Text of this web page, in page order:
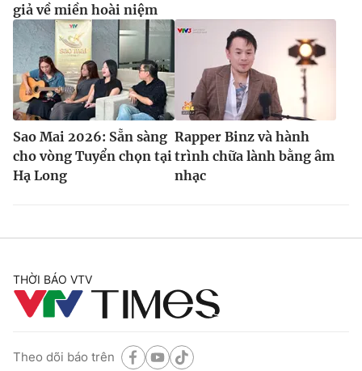
giả về miền hoài niệm
Sao Mai 2026: Sẵn sàng
cho vòng Tuyển chọn tại
Hạ Long
Rapper Binz và hành
trình chữa lành bằng âm
nhạc
THỜI BÁO VTV
Theo dõi báo trên